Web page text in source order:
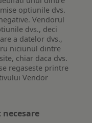
optiunile dvs.
Vendorul
dvs., deci
a datelor dvs.,
niciunul dintre
chiar daca dvs.
regaseste printre
Vendor